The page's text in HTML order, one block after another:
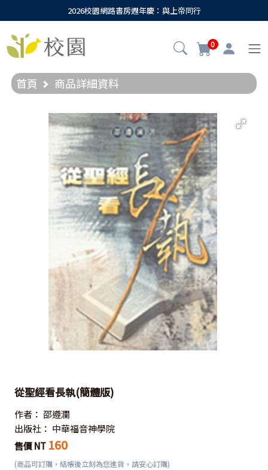
2026校園網路書房週年慶：與上帝同行
0
首頁 商品詳細資料
從聖經看長執(簡體版)
作者： 邵遵瀾
出版社： 中華福音神學院
售價 NT 160
(商品可訂購，結帳後立刻為您進貨，請安心訂購)